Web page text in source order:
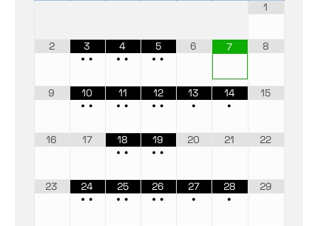
1
2
3
••
4
••
5
••
6 7 8
9
10
••
11
••
12
••
13
•
14
•
15
16 17
18
••
19
••
20 21 22
23
24
••
25
••
26
••
27
•
28
•
29